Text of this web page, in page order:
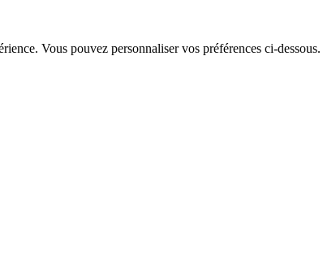
Vous pouvez personnaliser vos préférences ci-dessous.